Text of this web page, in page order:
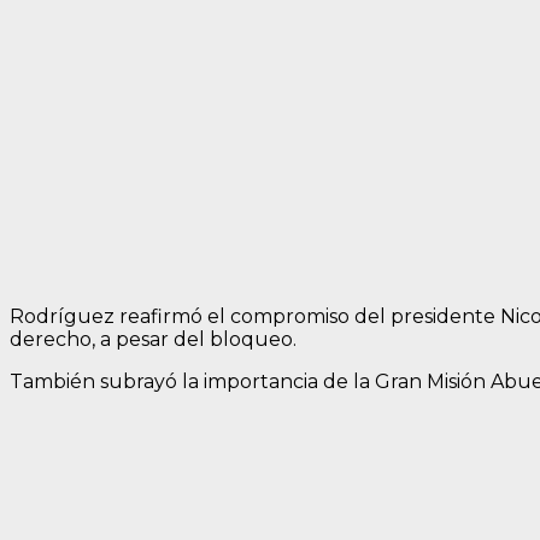
Rodríguez reafirmó el compromiso del presidente
derecho, a pesar del bloqueo.
También subrayó la importancia de la Gran Misión